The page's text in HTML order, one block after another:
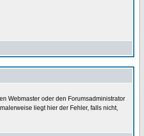
Webmaster oder den Forumsadministrator
liegt hier der Fehler, falls nicht,